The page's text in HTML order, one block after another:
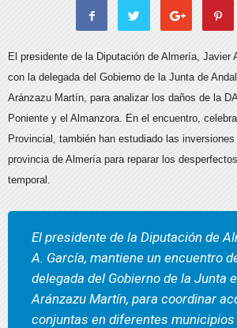
El presidente de la Diputación de Almería, Javier
con la delegada del Gobierno de la Junta de
Aránzazu Martín, para analizar los daños de la
Poniente y el Almanzora. En el encuentro,
Provincial, también han estudiado las
provincia de Almería para reparar los
temporal.
El presidente de la Diputación de
A. García, mantiene un encuentro
delegada del Gobierno de la Junta
Aránzazu Martín, para coordinar
conjuntas en diferentes